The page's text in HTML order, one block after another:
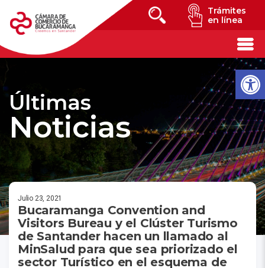
Trámites
en línea
Últimas
Noticias
Julio 23, 2021
Bucaramanga Convention and
Visitors Bureau y el Clúster Turismo
de Santander hacen un llamado al
MinSalud para que sea priorizado el
sector Turístico en el esquema de